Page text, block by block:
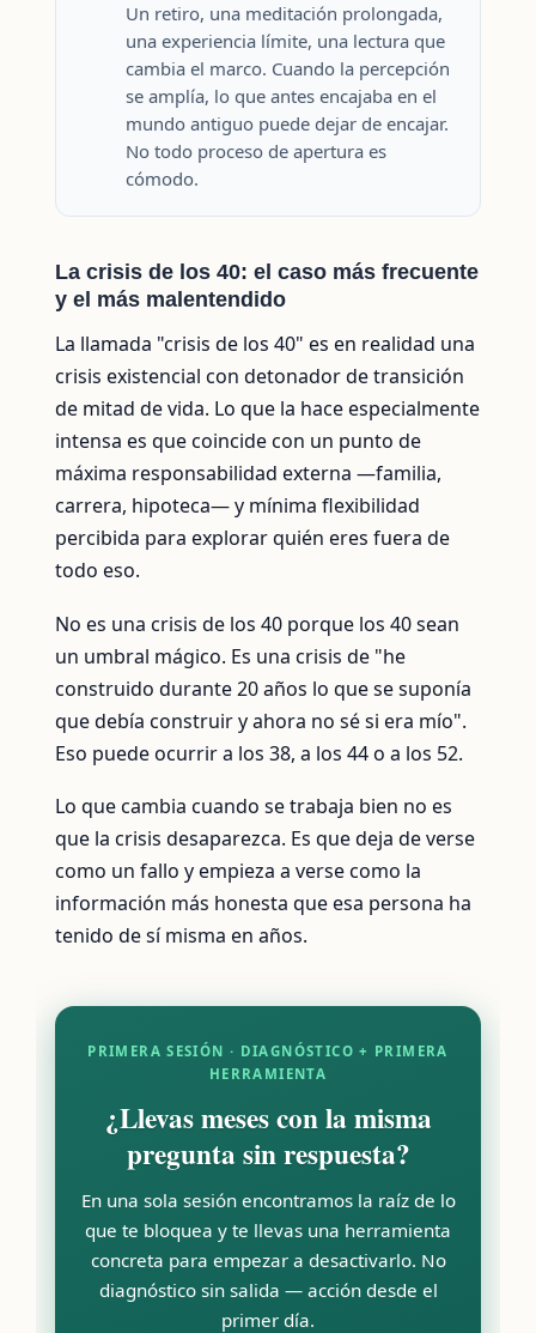
Un retiro, una meditación prolongada,
una experiencia límite, una lectura que
cambia el marco. Cuando la percepción
se amplía, lo que antes encajaba en el
mundo antiguo puede dejar de encajar.
No todo proceso de apertura es
cómodo.
La crisis de los 40: el caso más frecuente
y el más malentendido
La llamada "crisis de los 40" es en realidad una
crisis existencial con detonador de transición
de mitad de vida. Lo que la hace especialmente
intensa es que coincide con un punto de
máxima responsabilidad externa —familia,
carrera, hipoteca— y mínima flexibilidad
percibida para explorar quién eres fuera de
todo eso.
No es una crisis de los 40 porque los 40 sean
un umbral mágico. Es una crisis de "he
construido durante 20 años lo que se suponía
que debía construir y ahora no sé si era mío".
Eso puede ocurrir a los 38, a los 44 o a los 52.
Lo que cambia cuando se trabaja bien no es
que la crisis desaparezca. Es que deja de verse
como un fallo y empieza a verse como la
información más honesta que esa persona ha
tenido de sí misma en años.
PRIMERA SESIÓN · DIAGNÓSTICO + PRIMERA
HERRAMIENTA
¿Llevas meses con la misma
pregunta sin respuesta?
En una sola sesión encontramos la raíz de lo
que te bloquea y te llevas una herramienta
concreta para empezar a desactivarlo. No
diagnóstico sin salida — acción desde el
primer día.